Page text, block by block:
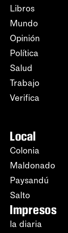
Libros
Mundo
Opinión
Política
Salud
Trabajo
Verifica
Local
Colonia
Maldonado
Paysandú
Salto
Impresos
la diaria